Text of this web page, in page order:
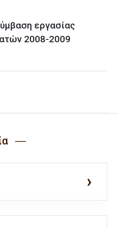
εργασίας
2008-2009
―